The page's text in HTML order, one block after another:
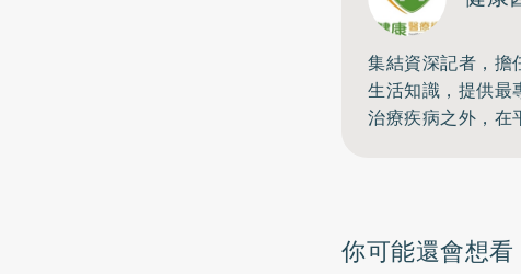
集結資深記者，擔
生活知識，提供最
治療疾病之外，在
你可能還會想看